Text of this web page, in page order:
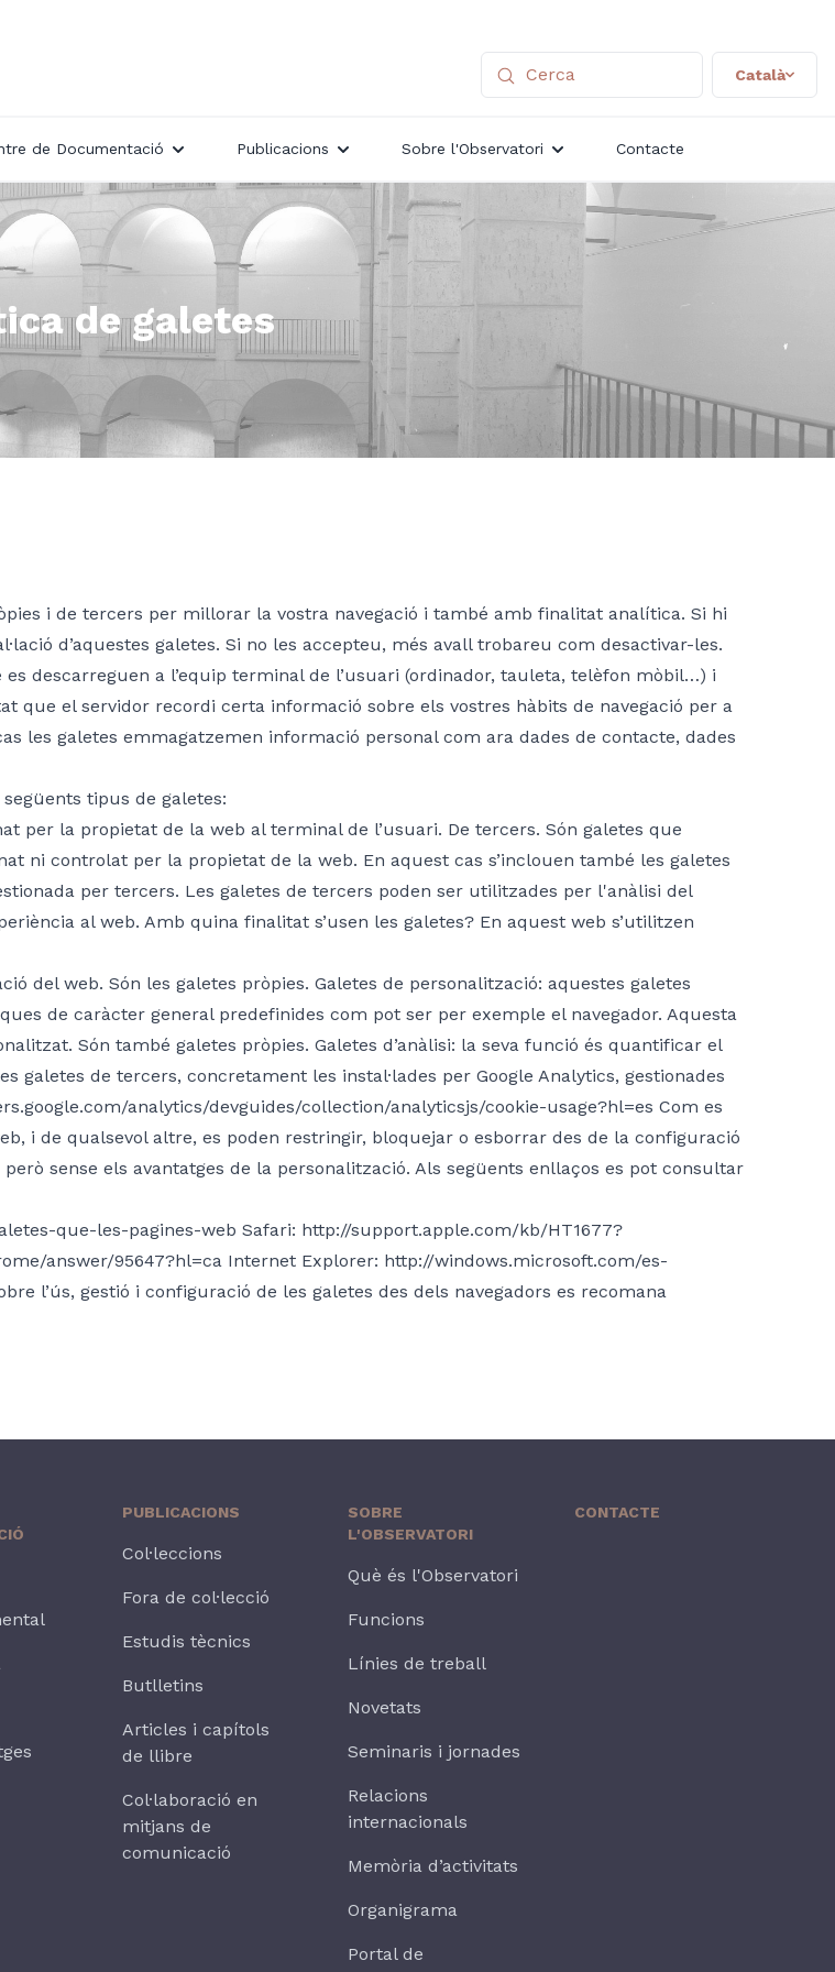
Català
de Documentació Publicacions Sobre l'Observatori Contacte
de galetes
i de tercers per millorar la vostra navegació i també amb finalitat analítica. Si hi
d’aquestes galetes. Si no les accepteu, més avall trobareu com desactivar-les.
descarreguen a l’equip terminal de l’usuari (ordinador, tauleta, telèfon mòbil…) i
que el servidor recordi certa informació sobre els vostres hàbits de navegació per a
les galetes emmagatzemen informació personal com ara dades de contacte, dades
tipus de galetes:
per la propietat de la web al terminal de l’usuari. De tercers. Són galetes que
ni controlat per la propietat de la web. En aquest cas s’inclouen també les galetes
per tercers. Les galetes de tercers poden ser utilitzades per l'anàlisi del
al web. Amb quina finalitat s’usen les galetes? En aquest web s’utilitzen
del web. Són les galetes pròpies. Galetes de personalització: aquestes galetes
de caràcter general predefinides com pot ser per exemple el navegador. Aquesta
Són també galetes pròpies. Galetes d’anàlisi: la seva funció és quantificar el
de tercers, concretament les instal·lades per Google Analytics, gestionades
analytics/devguides/collection/analyticsjs/cookie-usage?hl=es Com es
i de qualsevol altre, es poden restringir, bloquejar o esborrar des de la configuració
sense els avantatges de la personalització. Als següents enllaços es pot consultar
que-les-pagines-web Safari: http://support.apple.com/kb/HT1677?
answer/95647?hl=ca Internet Explorer: http://windows.microsoft.com/es-
l’ús, gestió i configuració de les galetes des dels navegadors es recomana
PUBLICACIONS
Col·leccions
Fora de col·lecció
Estudis tècnics
Butlletins
Articles i capítols
de llibre
Col·laboració en
mitjans de
comunicació
SOBRE
L'OBSERVATORI
Què és l'Observatori
Funcions
Línies de treball
Novetats
Seminaris i jornades
Relacions
internacionals
Memòria d’activitats
Organigrama
Portal de
CONTACTE